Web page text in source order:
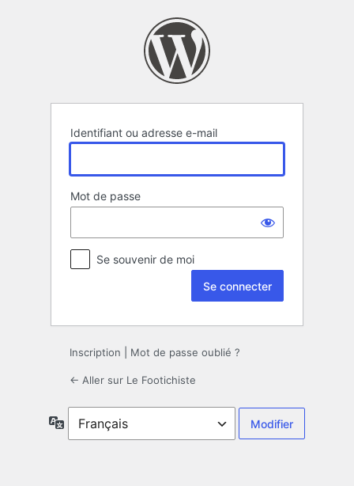
Identifiant ou adresse e-mail
Mot de passe
Se souvenir de moi
Inscription Mot de passe oublié ?
← Aller sur Le Footichiste
Langue